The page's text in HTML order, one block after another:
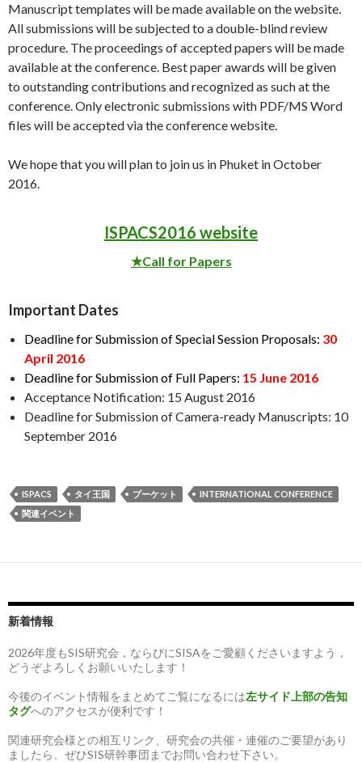
Manuscript templates will be made available on the website.
All submissions will be subjected to a double-blind review
procedure. The proceedings of accepted papers will be made
available at the conference. Best paper awards will be given
to outstanding contributions and recognized as such at the
conference. Only electronic submissions with PDF/MS Word
files will be accepted via the conference website.
We hope that you will plan to join us in Phuket in October
2016.
ISPACS2016 website
★Call for Papers
Important Dates
Deadline for Submission of Special Session Proposals: 30
April 2016
Deadline for Submission of Full Papers: 15 June 2016
Acceptance Notification: 15 August 2016
Deadline for Submission of Camera-ready Manuscripts: 10
September 2016
ISPACS タイ王国 プーケット
INTERNATIONAL CONFERENCE
関連イベント
新着情報
2026年度もSIS研究会，ならびにSISAをご愛顧くださいますよう，
どうぞよろしくお願いいたします！
今後のイベント情報をまとめてご覧になるには左サイド上部の告知
タグへのアクセスが便利です！
関連研究会様との相互リンク、研究会の共催・連催のご要望があり
ましたら、ぜひSIS研幹事団までお問い合わせ下さい。